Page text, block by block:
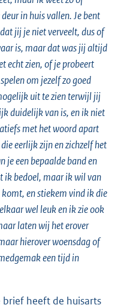
in huis vallen. Je bent
jij je niet verveelt, dus of
is, maar dat was jij altijd
echt zien, of je probeert
om jezelf zo goed
uit te zien terwijl jij
duidelijk van is, en ik niet
met het woord apart
eerlijk zijn en zichzelf het
je een bepaalde band en
ik bedoel, maar ik wil van
en stiekem vind ik die
wel leuk en ik zie ook
laten wij het erover
hierover woensdag of
een tijd in
heeft de huisarts